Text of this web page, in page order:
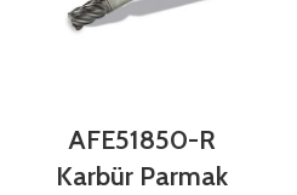
AFE51850-R
Karbür Parmak